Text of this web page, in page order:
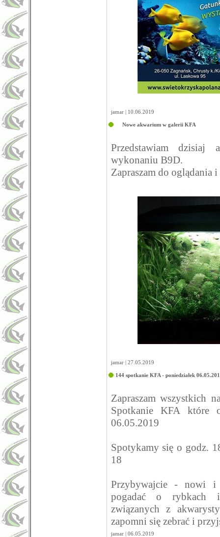
jamar | 10.06.2019
Nowe akwarium w galerii KFA
Przedstawiam dzisiaj
wykonaniu B9D.
Zapraszam do oglądania
jamar | 27.05.2019
144 spotkanie KFA - poniedziałek
Zapraszam wszystkich
Spotkanie KFA które
06.05.2019
Spotykamy się o godz.
18
Przybywajcie - nowi i
pogadać o rybkach
związanych z
zapomni się zebrać i
jamar | 06.05.2019